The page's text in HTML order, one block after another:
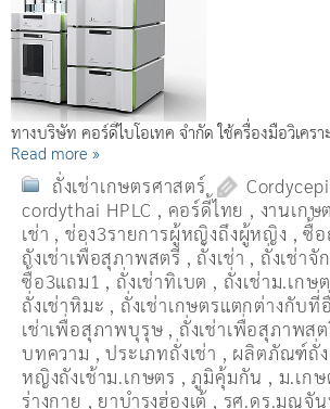
ทางบริษัท คอร์ดี้ไบโอเทค จำกัด ใช้ครื่องมือวิเคร
Read more »
ถั่งเช่าเกษตรศาสตร์
cordythai HPLC , คอร์ดี้ไทย , งานเกษ
เช่า , ช่อง3รายการผู้หญิงถึงผู้หญิง ,ซื้อ
ถังเช่าเพื่อสุภาพสตรี , ถั่งเช่า , ถั่งเช่าจั
ซื้อ3แถม1 , ถั่งเช่าทิเบต , ถั่งเช่าม.เกษ
ถั่งเช่าหิมะ , ถั่งเช่าเกษตรแตกต่างกับที่
เช่าเพื่อสุภาพบุรุษ , ถั่งเช่าเพื่อสุภาพส
บทความ ,ประเภทถั่งเช่า , ผลิตภัณฑ์ถั่ง
หญิงถังเช้าม.เกษตร ,ภูมิคุ้มกัน , ม.เกษ
ร่างกาย , ยาบำรุงฮ่องเต้ , รศ.ดร.มณจัน